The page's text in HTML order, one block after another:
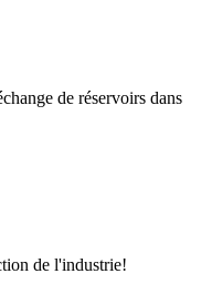
de réservoirs dans
de l'industrie!